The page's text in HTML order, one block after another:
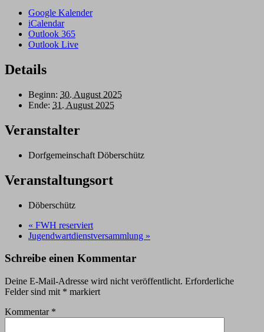
Google Kalender
iCalendar
Outlook 365
Outlook Live
Details
Beginn: 30. August 2025
Ende: 31. August 2025
Veranstalter
Dorfgemeinschaft Döberschütz
Veranstaltungsort
Döberschütz
« FWH reserviert
Jugendwartdienstversammlung »
Schreibe einen Kommentar
Deine E-Mail-Adresse wird nicht veröffentlicht. Erforderliche
Felder sind mit * markiert
Kommentar *